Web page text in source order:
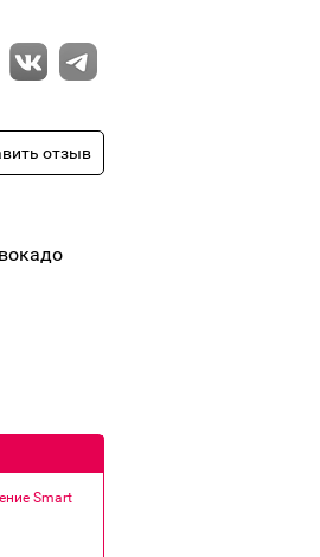
отзыв
Smart